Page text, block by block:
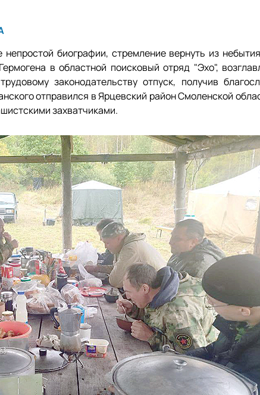
биографии, стремление вернуть из
в областной поисковый отряд "Эхо",
законодательству отпуск, получив
отправился в Ярцевский район Смоленской
захватчиками.